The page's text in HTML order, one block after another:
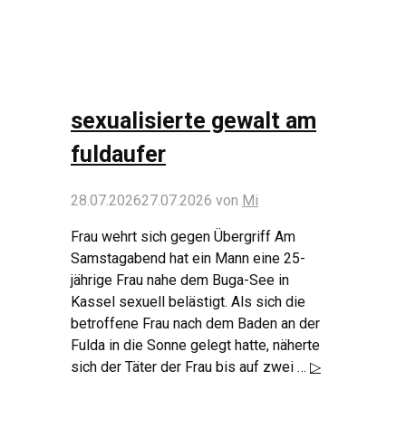
sexualisierte gewalt am
fuldaufer
28.07.202627.07.2026 von Mi
Frau wehrt sich gegen Übergriff Am
Samstagabend hat ein Mann eine 25-
jährige Frau nahe dem Buga-See in
Kassel sexuell belästigt. Als sich die
betroffene Frau nach dem Baden an der
Fulda in die Sonne gelegt hatte, näherte
sich der Täter der Frau bis auf zwei … ▷